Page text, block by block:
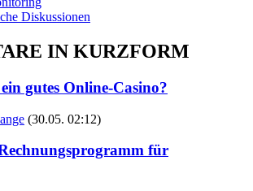
Diskussionen
IN KURZFORM
gutes Online-Casino?
(30.05. 02:12)
für